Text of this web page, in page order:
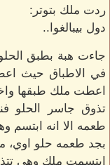
ردت ملك بتوتر:
دول بيبالغوا..
جاءت هبة بطبق
في الاطباق حيث
اعطت ملك طبقها
تذوق جاسر الحلو
طعمه الا انه ابتسم
بجد طعمه حلو
ابتسمت ملك وهي